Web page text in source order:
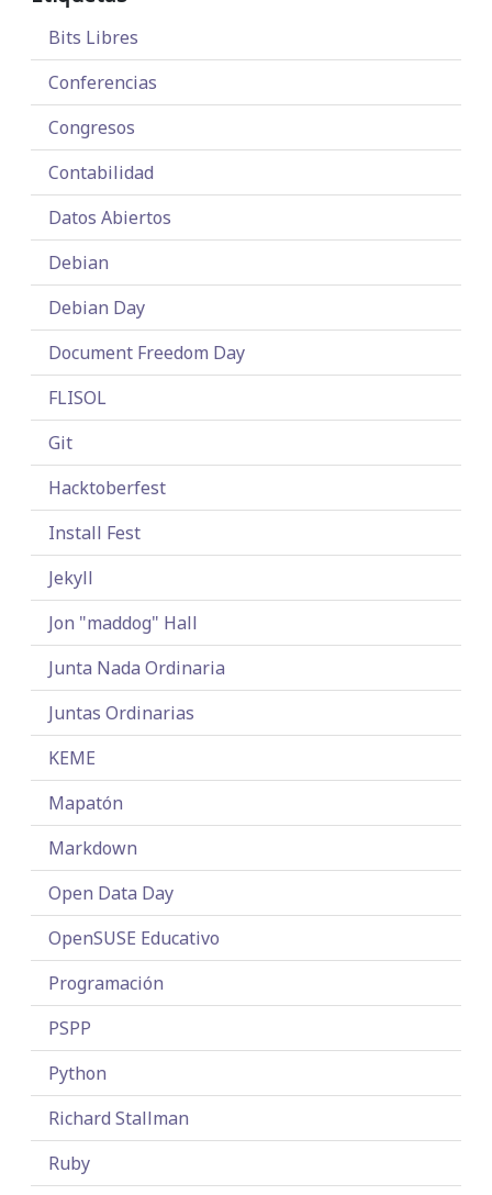
Bits Libres
Conferencias
Congresos
Contabilidad
Datos Abiertos
Debian
Debian Day
Document Freedom Day
FLISOL
Git
Hacktoberfest
Install Fest
Jekyll
Jon "maddog" Hall
Junta Nada Ordinaria
Juntas Ordinarias
KEME
Mapatón
Markdown
Open Data Day
OpenSUSE Educativo
Programación
PSPP
Python
Richard Stallman
Ruby